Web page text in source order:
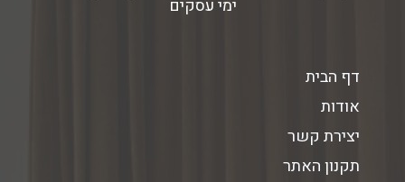
ימי עסקים
דף הבית
אודות
יצירת קשר
תקנון האתר